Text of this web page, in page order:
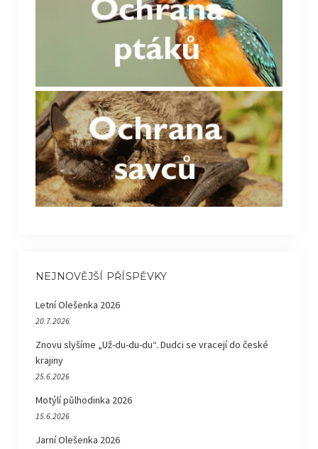
NEJNOVĚJŠÍ PŘÍSPĚVKY
Letní Olešenka 2026
20.7.2026
Znovu slyšíme „Už-du-du-du“. Dudci se vracejí do české
krajiny
25.6.2026
Motýlí půlhodinka 2026
15.6.2026
Jarní Olešenka 2026